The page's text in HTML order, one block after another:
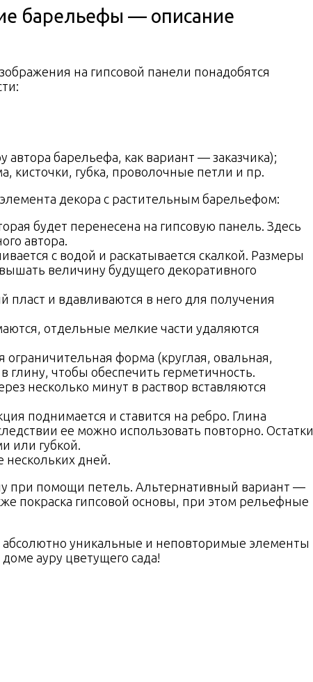
барельефы — описание
на гипсовой панели понадобятся
барельефа, как вариант — заказчика);
кисточки, губка, проволочные петли и пр.
декора с растительным барельефом:
будет перенесена на гипсовую панель. Здесь
автора.
с водой и раскатывается скалкой. Размеры
величину будущего декоративного
и вдавливаются в него для получения
отдельные мелкие части удаляются
ограничительная форма (круглая, овальная,
глину, чтобы обеспечить герметичность.
несколько минут в раствор вставляются
поднимается и ставится на ребро. Глина
ее можно использовать повторно. Остатки
или губкой.
дней.
при помощи петель. Альтернативный вариант —
покраска гипсовой основы, при этом рельефные
абсолютно уникальные и неповторимые элементы
ауру цветущего сада!